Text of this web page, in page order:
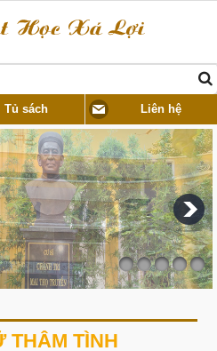
Tủ sách Liên hệ
THÂM TÌNH